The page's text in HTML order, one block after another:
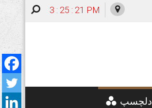
3 : 25 : 23 PM
دلچسپ